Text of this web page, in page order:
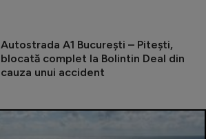
Autostrada A1 București – Pitești,
blocată complet la Bolintin Deal din
cauza unui accident